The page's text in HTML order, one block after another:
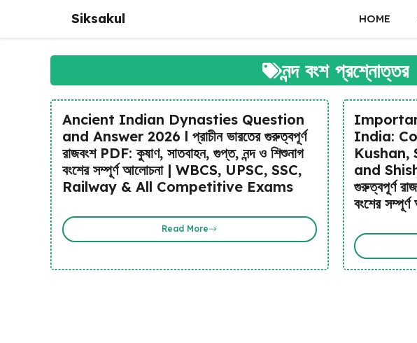
content
Siksakul HOME
নন্দ বংশ প্রশ্নোত্তর
Ancient Indian Dynasties Question
and Answer 2026 l প্রাচীন ভারতের গুরুত্বপূর্ণ
রাজবংশ PDF: কুষাণ, সাতবাহন, গুপ্ত, নন্দ ও শিশুনাগ
বংশের সম্পূর্ণ আলোচনা | WBCS, UPSC, SSC,
Railway & All Competitive Exams
Read More
India:
Kushan,
and
গুরুত্বপূর্ণ
বংশের